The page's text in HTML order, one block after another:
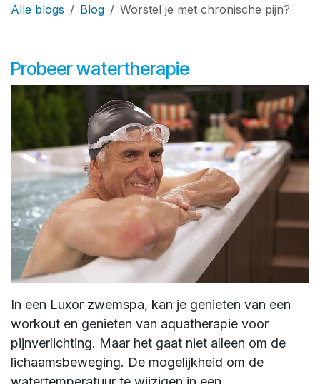
Alle blogs Blog Worstel je met chronische pijn?
Probeer watertherapie
In een Luxor zwemspa, kan je genieten van een
workout en genieten van aquatherapie voor
pijnverlichting. Maar het gaat niet alleen om de
lichaamsbeweging. De mogelijkheid om de